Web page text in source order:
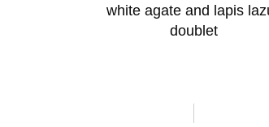
white agate and lapis
doublet